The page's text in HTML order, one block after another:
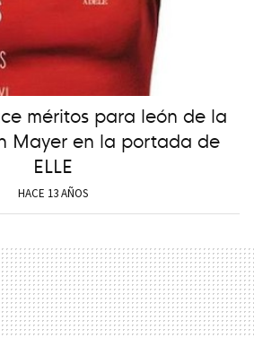
méritos para león de la
Mayer en la portada de
ELLE
HACE 13 AÑOS